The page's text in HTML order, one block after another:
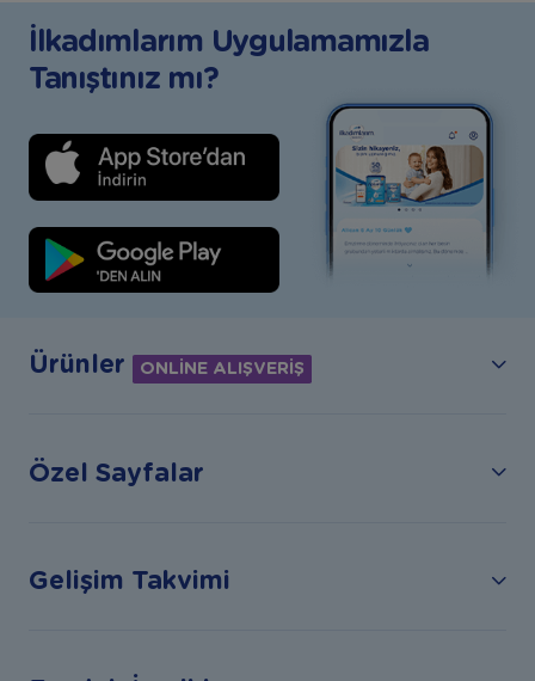
İlkadımlarım Uygulamamızla
Tanıştınız mı?
Ürünler ONLİNE ALIŞVERİŞ
Özel Sayfalar
Gelişim Takvimi